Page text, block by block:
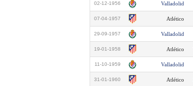
02-12-1956 Valladolid
07-04-1957 Atlético
29-09-1957 Valladolid
19-01-1958 Atlético
11-10-1959 Valladolid
31-01-1960 Atlético